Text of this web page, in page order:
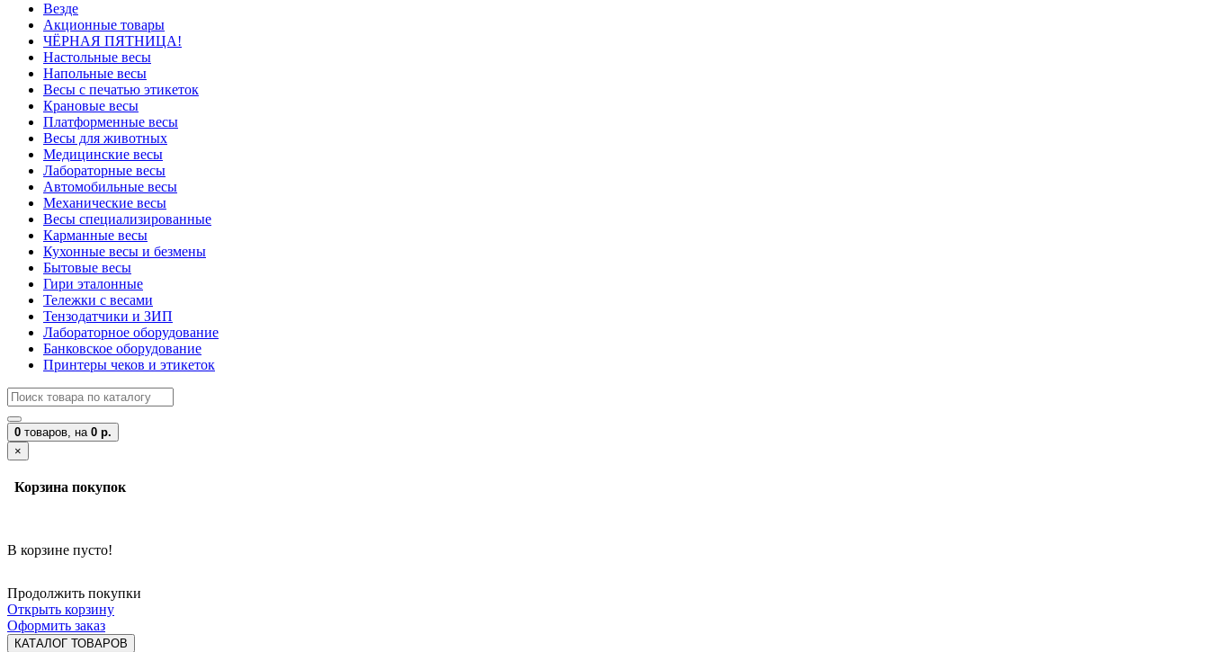
Везде
Акционные товары
ЧЁРНАЯ ПЯТНИЦА!
Настольные весы
Напольные весы
Весы с печатью этикеток
Крановые весы
Платформенные весы
Весы для животных
Медицинские весы
Лабораторные весы
Автомобильные весы
Механические весы
Весы специализированные
Карманные весы
Кухонные весы и безмены
Бытовые весы
Гири эталонные
Тележки с весами
Тензодатчики и ЗИП
Лабораторное оборудование
Банковское оборудование
Принтеры чеков и этикеток
0 товаров, на 0 р.
×
Корзина покупок
В корзине пусто!
Продолжить покупки
Открыть корзину
Оформить заказ
КАТАЛОГ ТОВАРОВ